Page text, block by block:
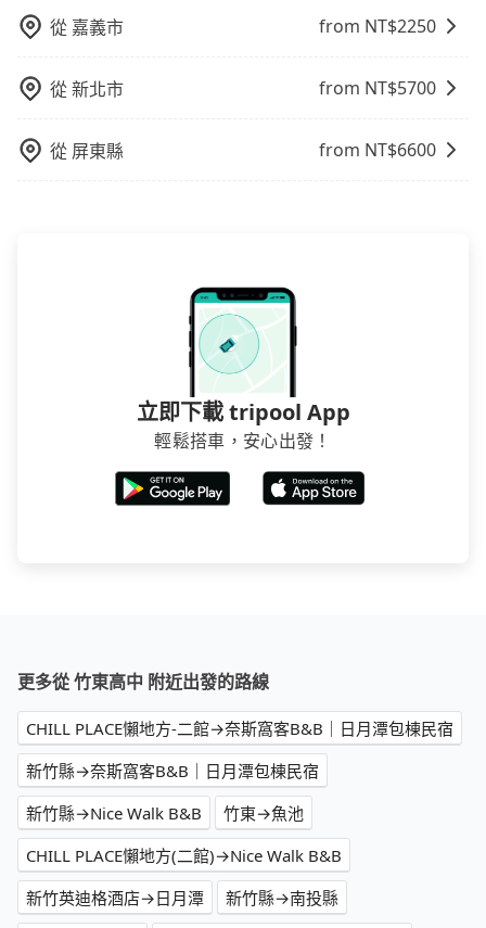
從 嘉義市 from NT$2250
從新北市 from NT$5700
從屏東縣 from NT$6600
立即下載 tripool App
輕鬆搭車，安心出發！
更多從 竹東高中 附近出發的路線
CHILL PLACE懶地方-二館→奈斯窩客B&B｜日月潭包棟民宿
新竹縣→奈斯窩客B&B｜日月潭包棟民宿
新竹縣→Nice Walk B&B
竹東→魚池
CHILL PLACE懶地方(二館)→Nice Walk B&B
新竹英迪格酒店→日月潭
新竹縣→南投縣